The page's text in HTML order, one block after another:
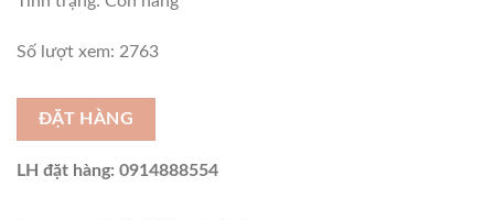
Số lượt xem: 2763
ĐẶT HÀNG
LH đặt hàng: 0914888554